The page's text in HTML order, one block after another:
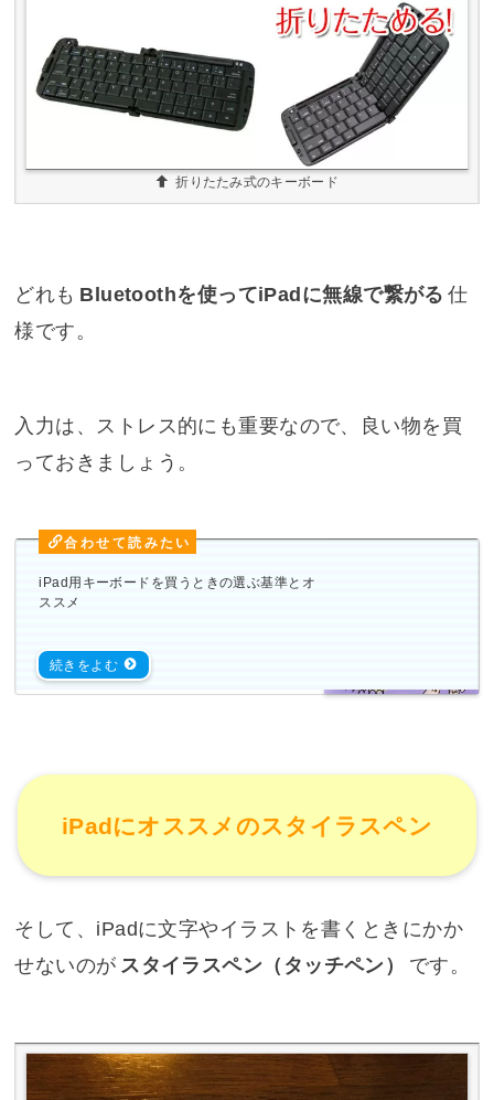
折りたたみ式のキーボード
どれも Bluetoothを使ってiPadに無線で繋がる 仕
様です。
入力は、ストレス的にも重要なので、良い物を買
っておきましょう。
iPad用キーボードを買うときの選ぶ基準とオ
ススメ
iPadにオススメのスタイラスペン
そして、iPadに文字やイラストを書くときにかか
せないのが スタイラスペン（タッチペン） です。